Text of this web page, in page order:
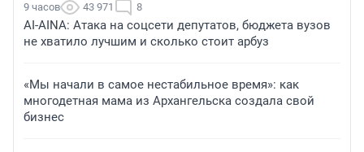
9 часов 43 971 8
AI-AINA: Атака на соцсети депутатов, бюджета вузов
не хватило лучшим и сколько стоит арбуз
«Мы начали в самое нестабильное время»: как
многодетная мама из Архангельска создала свой
бизнес